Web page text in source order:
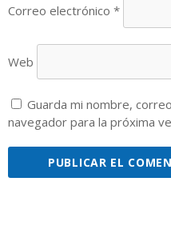
Correo electrónico *
Web
Guarda mi nombre,
navegador para la próxima